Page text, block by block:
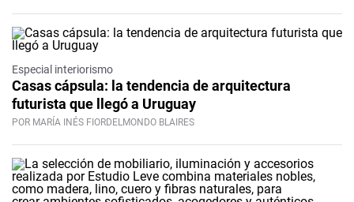
Especial interiorismo
Casas cápsula: la tendencia de arquitectura
futurista que llegó a Uruguay
POR MARÍA INÉS FIORDELMONDO BLAIRES